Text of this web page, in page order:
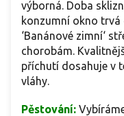
výborná. Doba
konzumní okno
‘Banánové zimní‘
chorobám.
příchutí dosahuje v
vláhy.
Pěstování: